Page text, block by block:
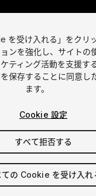
1/ 11
れます
を受け入れる」をクリ
ンを強化し、サイトの
ティング活動を支援す
保存することに同意し
ます。
Cookie 設定
すべて拒否する
ての Cookie を受け入れ